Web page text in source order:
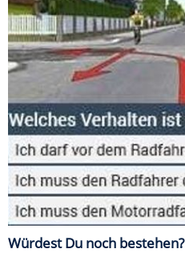
Würdest Du noch bestehen?